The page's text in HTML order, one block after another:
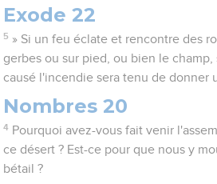
Exode 22
5 » Si un feu éclate et rencontre des
gerbes ou sur pied, ou bien le
causé l'incendie sera tenu de donner
Nombres 20
4 Pourquoi avez-vous fait venir
ce désert ? Est-ce pour que nous y
bétail ?